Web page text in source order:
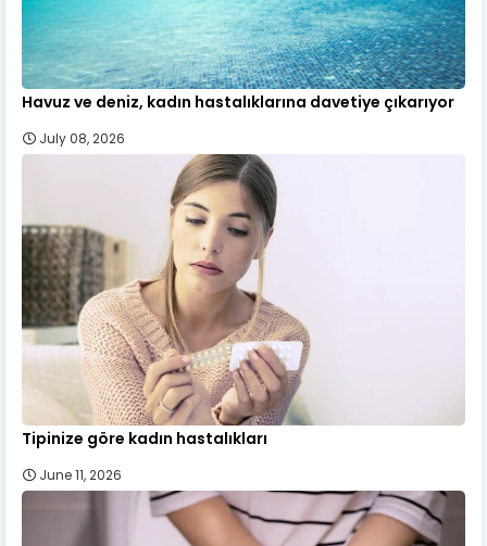
Havuz ve deniz, kadın hastalıklarına davetiye çıkarıyor
July 08, 2026
Tipinize göre kadın hastalıkları
June 11, 2026